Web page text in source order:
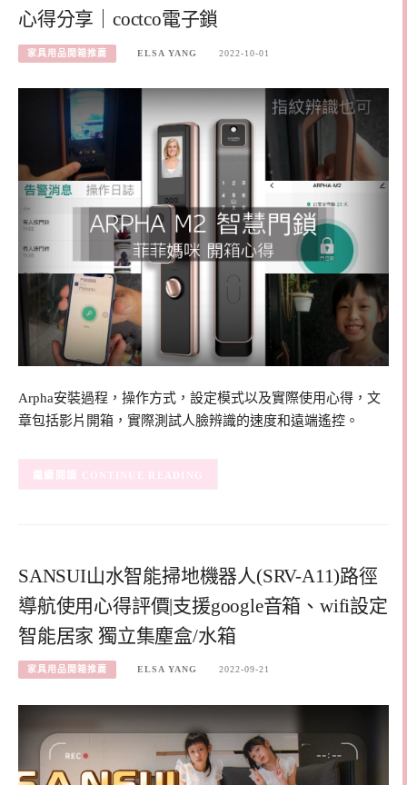
心得分享｜coctco電子鎖
家具用品開箱推薦 ELSA YANG 2022-10-01
Arpha安裝過程，操作方式，設定模式以及實際使用心得，文
章包括影片開箱，實際測試人臉辨識的速度和遠端遙控。
CONTINUE READING
SANSUI山水智能掃地機器人(SRV-A11)路徑
導航使用心得評價|支援google音箱、wifi設定
智能居家 獨立集塵盒/水箱
家具用品開箱推薦 ELSA YANG 2022-09-21